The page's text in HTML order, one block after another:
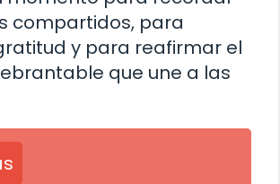
compartidos, para
y para reafirmar el
que une a las